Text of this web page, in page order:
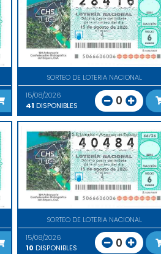
SORTEO DE LOTERIA NACIONAL
15/08/2026
41 DISPONIBLES 0
SORTEO DE LOTERIA NACIONAL
15/08/2026
10 DISPONIBLES 0